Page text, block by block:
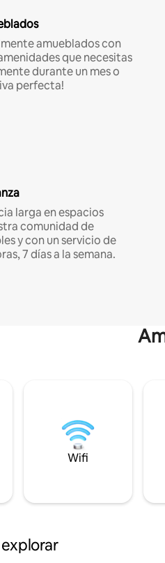
amueblados con
que necesitas
durante un mes o
perfecta!
larga en espacios
comunidad de
y con un servicio de
7 días a la semana.
Wifi